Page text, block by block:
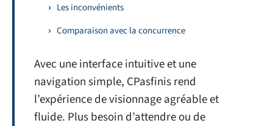
Les inconvénients
Comparaison avec la concurrence
Avec une interface intuitive et une
navigation simple, CPasfinis rend
l’expérience de visionnage agréable et
fluide. Plus besoin d’attendre ou de